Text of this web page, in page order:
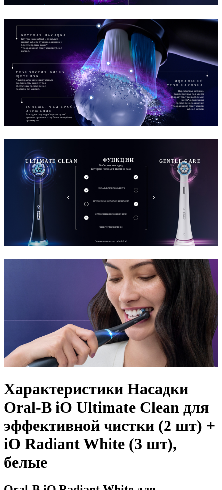
КРУГЛАЯ НАСАДКА
Круглая насадка Oral-B охватывает
каждый зуб для лучшего очищения и
более здоровых десен.*
*по сравнению с мануальной зубной
щеткой.
ТЕХНОЛОГИЯ ВИТЫХ
ЩЕТИНОК
Адаптируется к индивидуальным
особенностям ваших зубов,
обеспечивая превосходное
покрытие без усилий.
ИДЕАЛЬНЫЙ
УГОЛ НАКЛОНА
Перекрестные щетинки,
расположенные под углом
16 градусов, удаляют больше
налета*, обеспечивая
превосходное очищение
*по сравнению с мануальной
зубной щеткой
БОЛЬШЕ, ЧЕМ ПРОСТО
ОЧИЩЕНИЕ
Благодаря структуре "пучок в пучке"
щетинки проникают глубоко в межзубные
промежутки.
ULTIMATE CLEAN ФУНКЦИИ GENTLE CARE
Выберите насадку,
которая подойдет именно вам
ОХВАТЫВАЕТ КАЖДЫЙ ЗУБ
ПРЕВОСХОДНОЕ УДАЛЕНИЕ НАЛЕТА
САМОЕ БЕРЕЖНОЕ ОЧИЩЕНИЕ IO
ПЕРЕКРЕСТНЫЕ ЩЕТИНКИ
Совместимы только с Oral-B iO
Характеристики Насадки
Oral-B iO Ultimate Clean для
эффективной чистки (2 шт) +
iO Radiant White (3 шт),
белые